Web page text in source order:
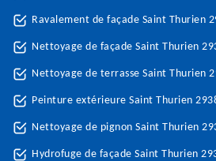
Ravalement de façade Saint Thurien
Nettoyage de façade Saint Thurien
Nettoyage de terrasse Saint Thurien
Peinture extérieure Saint Thurien
Nettoyage de pignon Saint Thurien
Hydrofuge de façade Saint Thurien